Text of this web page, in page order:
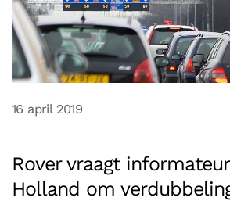
16 april 2019
Rover vraagt
Holland om